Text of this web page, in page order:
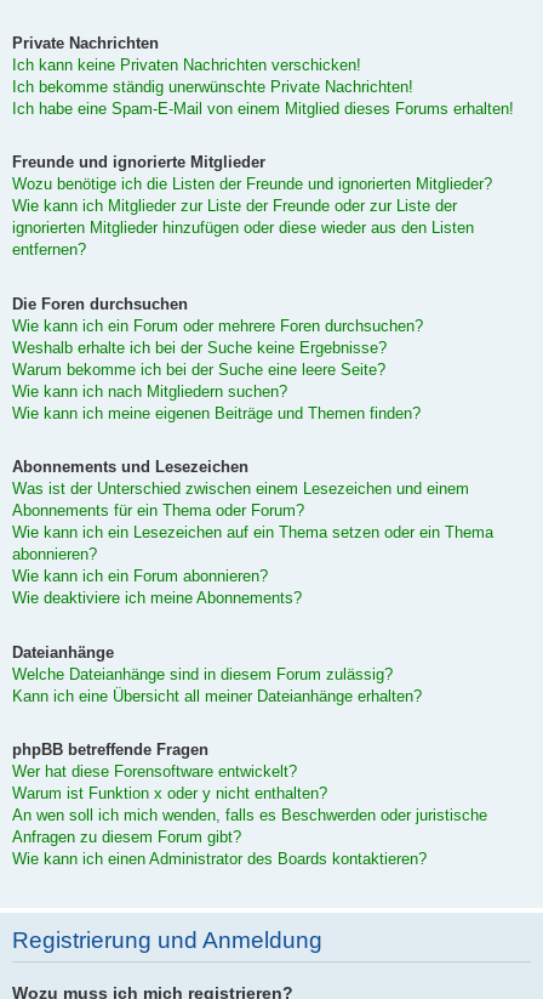
Private Nachrichten
Ich kann keine Privaten Nachrichten verschicken!
Ich bekomme ständig unerwünschte Private Nachrichten!
Ich habe eine Spam-E-Mail von einem Mitglied dieses Forums erhalten!
Freunde und ignorierte Mitglieder
Wozu benötige ich die Listen der Freunde und ignorierten Mitglieder?
Wie kann ich Mitglieder zur Liste der Freunde oder zur Liste der
ignorierten Mitglieder hinzufügen oder diese wieder aus den Listen
entfernen?
Die Foren durchsuchen
Wie kann ich ein Forum oder mehrere Foren durchsuchen?
Weshalb erhalte ich bei der Suche keine Ergebnisse?
Warum bekomme ich bei der Suche eine leere Seite?
Wie kann ich nach Mitgliedern suchen?
Wie kann ich meine eigenen Beiträge und Themen finden?
Abonnements und Lesezeichen
Was ist der Unterschied zwischen einem Lesezeichen und einem
Abonnements für ein Thema oder Forum?
Wie kann ich ein Lesezeichen auf ein Thema setzen oder ein Thema
abonnieren?
Wie kann ich ein Forum abonnieren?
Wie deaktiviere ich meine Abonnements?
Dateianhänge
Welche Dateianhänge sind in diesem Forum zulässig?
Kann ich eine Übersicht all meiner Dateianhänge erhalten?
phpBB betreffende Fragen
Wer hat diese Forensoftware entwickelt?
Warum ist Funktion x oder y nicht enthalten?
An wen soll ich mich wenden, falls es Beschwerden oder juristische
Anfragen zu diesem Forum gibt?
Wie kann ich einen Administrator des Boards kontaktieren?
Registrierung und Anmeldung
Wozu muss ich mich registrieren?